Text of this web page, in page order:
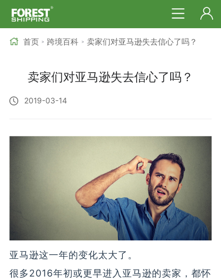
首页 > 跨境百科 > 卖家们对亚马逊失去信心了吗？
卖家们对亚马逊失去信心了吗？
2019-03-14
亚马逊这一年的变化太大了。
很多2016年初或更早进入亚马逊的卖家，都怀